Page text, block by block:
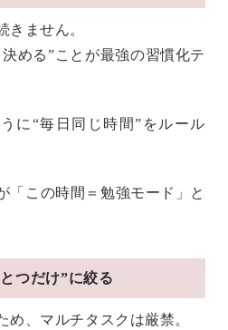
きません。
める”ことが最強の習慣化テ
に“毎日同じ時間”をルール
「この時間＝勉強モード」と
つだけ”に絞る
め、マルチタスクは厳禁。